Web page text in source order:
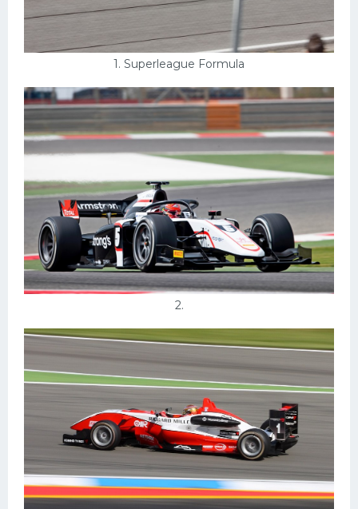
1. Superleague Formula
2.
Футбол
Баскетбол
Велогонки
Конькобежный спорт
Тренажеры
Интерьеры квартир